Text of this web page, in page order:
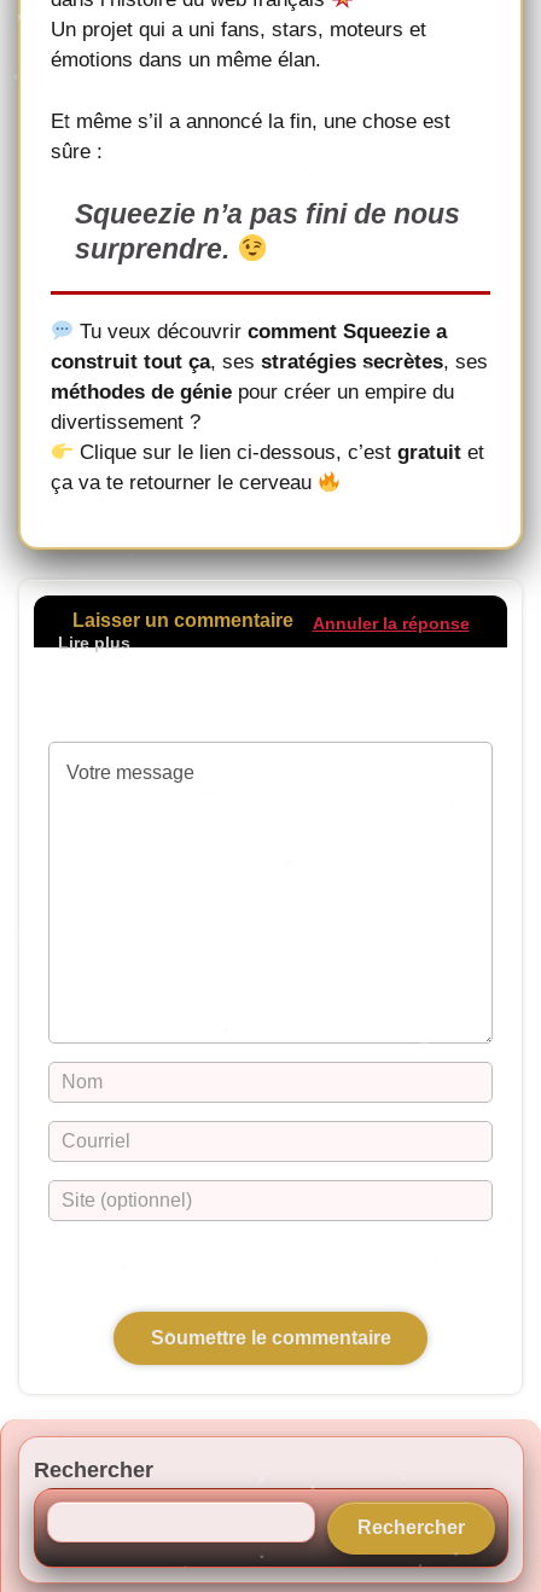
Un projet qui a uni fans, stars, moteurs et
émotions dans un même élan.
Et même s’il a annoncé la fin, une chose est
sûre :
Squeezie n’a pas fini de nous
surprendre.
Tu veux découvrircomment Squeezie a
construit tout ça, ses stratégies secrètes, ses
méthodes de génie pour créer un empire du
divertissement ?
Clique sur le lien ci-dessous, c’estgratuit et
ça va te retourner le cerveau
Laisser un commentaire Annuler la réponse
Rechercher
Rechercher